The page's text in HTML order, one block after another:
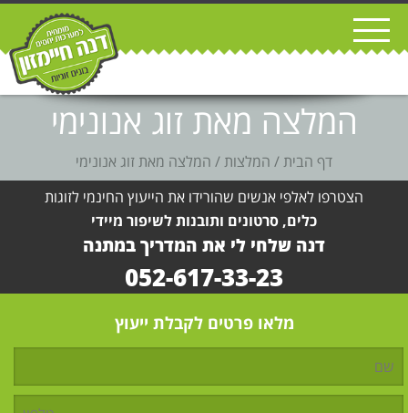
המלצה מאת זוג אנונימי
דף הבית/ המלצות/ המלצה מאת זוג אנונימי
הצטרפו לאלפי אנשים שהורידו את הייעוץ החינמי לזוגות
כלים, סרטונים ותובנות לשיפור מיידי
דנה שלחי לי את המדריך במתנה
052-617-33-23
מלאו פרטים לקבלת ייעוץ